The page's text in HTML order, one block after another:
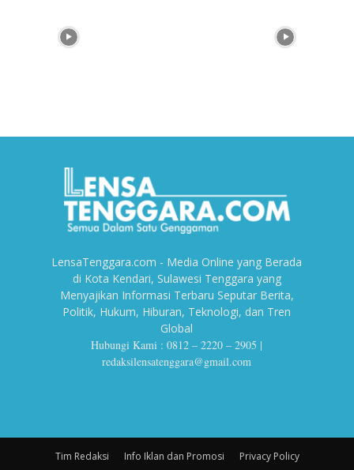
LensaTenggara.com - Media Online yang Berada
di Kota Kendari, Sulawesi Tenggara yang
Menyajikan Informasi Terbaru Seputar Berita,
Politik, Hukum, Hiburan, Teknologi, dan Tren
Global
Hubungi Kami : 0812 – 2220 – 2905 |
redaksilensatenggara@gmail.com
Tim Redaksi Info Iklan dan Promosi Privacy Policy